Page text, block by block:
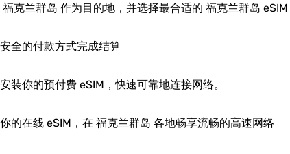
福克兰群岛 作为目的地，并选择最合适的 福克兰群岛
全的付款方式完成结算
装你的预付费 eSIM，快速可靠地连接网络。
的在线 eSIM，在 福克兰群岛 各地畅享流畅的高速网络